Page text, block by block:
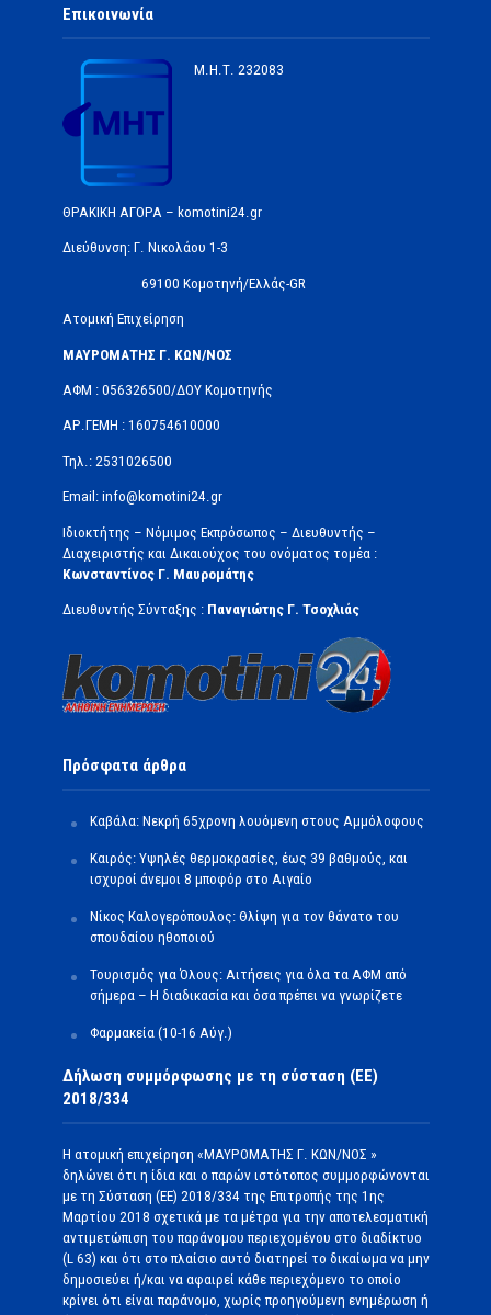
Επικοινωνία
Μ.Η.Τ. 232083
ΘΡΑΚΙΚΗ ΑΓΟΡΑ – komotini24.gr
Διεύθυνση: Γ. Νικολάου 1-3
69100 Κομοτηνή/Ελλάς-GR
Ατομική Επιχείρηση
ΜΑΥΡΟΜΑΤΗΣ Γ. ΚΩΝ/ΝΟΣ
ΑΦΜ : 056326500/ΔOΥ Κομοτηνής
ΑΡ.ΓΕΜΗ : 160754610000
Τηλ.: 2531026500
Email: info@komotini24.gr
Ιδιοκτήτης – Νόμιμος Εκπρόσωπος – Διευθυντής –
Διαχειριστής και Δικαιούχος του ονόματος τομέα :
Κωνσταντίνος Γ. Μαυρομάτης
Διευθυντής Σύνταξης : Παναγιώτης Γ. Τσοχλιάς
Πρόσφατα άρθρα
Καβάλα: Νεκρή 65χρονη λουόμενη στους Αμμόλοφους
Καιρός: Υψηλές θερμοκρασίες, έως 39 βαθμούς, και
ισχυροί άνεμοι 8 μποφόρ στο Αιγαίο
Νίκος Καλογερόπουλος: Θλίψη για τον θάνατο του
σπουδαίου ηθοποιού
Τουρισμός για Όλους: Αιτήσεις για όλα τα ΑΦΜ από
σήμερα – Η διαδικασία και όσα πρέπει να γνωρίζετε
Φαρμακεία (10-16 Αύγ.)
Δήλωση συμμόρφωσης με τη σύσταση (ΕΕ)
2018/334
Η ατομική επιχείρηση «ΜΑΥΡΟΜΑΤΗΣ Γ. ΚΩΝ/ΝΟΣ »
δηλώνει ότι η ίδια και ο παρών ιστότοπος συμμορφώνονται
με τη Σύσταση (ΕΕ) 2018/334 της Επιτροπής της 1ης
Μαρτίου 2018 σχετικά με τα μέτρα για την αποτελεσματική
αντιμετώπιση του παράνομου περιεχομένου στο διαδίκτυο
(L 63) και ότι στο πλαίσιο αυτό διατηρεί το δικαίωμα να μην
δημοσιεύει ή/και να αφαιρεί κάθε περιεχόμενο το οποίο
κρίνει ότι είναι παράνομο, χωρίς προηγούμενη ενημέρωση ή